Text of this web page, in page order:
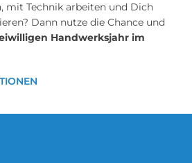
mit Technik arbeiten und Dich
Dann nutze die Chance und
Handwerksjahr im